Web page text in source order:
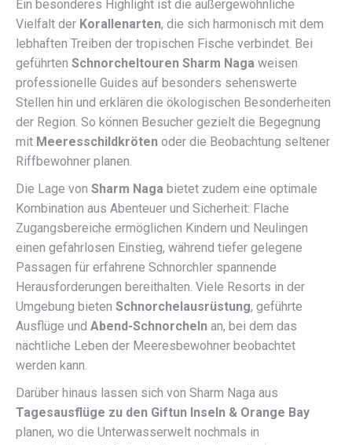
Ein besonderes Highlight ist die außergewöhnliche
Vielfalt der Korallenarten, die sich harmonisch mit dem
lebhaften Treiben der tropischen Fische verbindet. Bei
geführten Schnorcheltouren Sharm Naga weisen
professionelle Guides auf besonders sehenswerte
Stellen hin und erklären die ökologischen Besonderheiten
der Region. So können Besucher gezielt die Begegnung
mit Meeresschildkröten oder die Beobachtung seltener
Riffbewohner planen.
Die Lage von Sharm Naga bietet zudem eine optimale
Kombination aus Abenteuer und Sicherheit: Flache
Zugangsbereiche ermöglichen Kindern und Neulingen
einen gefahrlosen Einstieg, während tiefer gelegene
Passagen für erfahrene Schnorchler spannende
Herausforderungen bereithalten. Viele Resorts in der
Umgebung bieten Schnorchelausrüstung, geführte
Ausflüge und Abend-Schnorcheln an, bei dem das
nächtliche Leben der Meeresbewohner beobachtet
werden kann.
Darüber hinaus lassen sich von Sharm Naga aus
Tagesausflüge zu den Giftun Inseln & Orange Bay
planen, wo die Unterwasserwelt nochmals in